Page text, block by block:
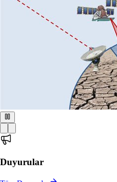
Duyurular